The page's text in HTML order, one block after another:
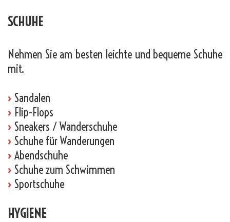
SCHUHE
Nehmen Sie am besten leichte und bequeme Schuhe
mit.
› Sandalen
› Flip-Flops
› Sneakers / Wanderschuhe
› Schuhe für Wanderungen
› Abendschuhe
› Schuhe zum Schwimmen
› Sportschuhe
HYGIENE